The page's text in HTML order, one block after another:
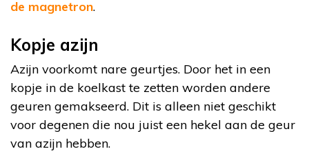
de magnetron.
Kopje azijn
Azijn voorkomt nare geurtjes. Door het in een
kopje in de koelkast te zetten worden andere
geuren gemakseerd. Dit is alleen niet geschikt
voor degenen die nou juist een hekel aan de geur
van azijn hebben.